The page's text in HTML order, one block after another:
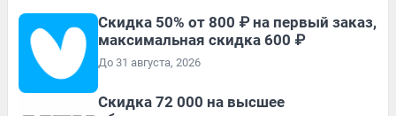
Скидка 50% от 800 ₽ на первый заказ,
максимальная скидка 600 ₽
До 31 августа, 2026
Скидка 72 000 на высшее